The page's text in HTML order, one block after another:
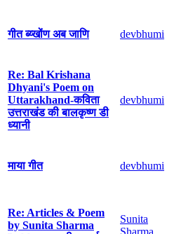
गीत ब्य्खोंण अब जाणि devbhumi
Re: Bal Krishana
Dhyani's Poem on
Uttarakhand-कविता
उत्तराखंड की बालकृष्ण डी
ध्यानी
devbhumi
माया गीत devbhumi
Re: Articles & Poem
by Sunita Sharma
Sunita
Sharma